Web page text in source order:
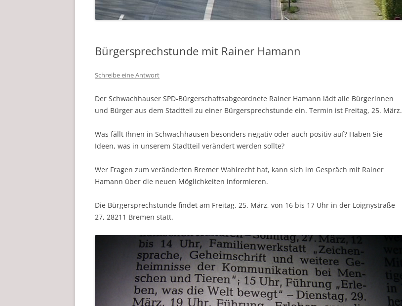
Bürgersprechstunde mit Rainer Hamann
Schreibe eine Antwort
Der Schwachhauser SPD-Bürgerschaftsabgeordnete Rainer Hamann lädt alle Bürgerinnen
und Bürger aus dem Stadtteil zu einer Bürgersprechstunde ein. Termin ist Freitag, 25. März.
Was fällt Ihnen in Schwachhausen besonders negativ oder auch positiv auf? Haben Sie
Ideen, was in unserem Stadtteil verändert werden sollte?
Wer Fragen zum veränderten Bremer Wahlrecht hat, kann sich im Gespräch mit Rainer
Hamann über die neuen Möglichkeiten informieren.
Die Bürgersprechstunde findet am Freitag, 25. März, von 16 bis 17 Uhr in der Loignystraße
27, 28211 Bremen statt.